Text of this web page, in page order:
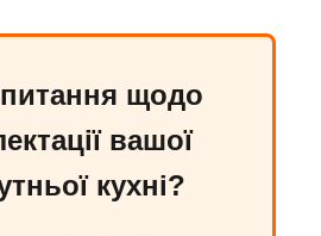
щодо
вашої
кухні?